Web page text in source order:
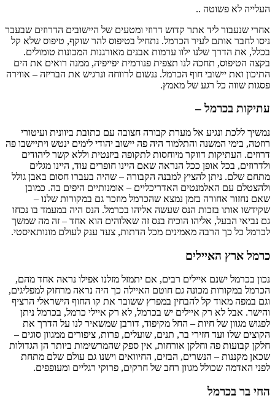
העלייה לא פשוטה ..
אחרי שנעבור ליד אתר קדוש דרוזי ומטעים של היישובים הדרוזים שבעבר
ניסו לחבר אותם לעיר הכרמל. נתחיל בטיפוס להר שוקף, טיפוס שלא קל
בכלל, את הדרך שלנו ילוו ערמות אבנים מאורגנות המכונות טומולים.
בקצה הטיפוס, תחכה לנו תצפית פנורמית יפייפיה, ממנה רואים את הים
התיכון ואת יישובי חוף הכרמל. ננשום לרווחה ונרגיש את הבריזה – אווירה
פסגות שווה כל רגע של מאמץ.
עתיקות בכרמל –
נמשיך ללכת ונגיע אל מערת קבורה חצובה עם כתובת ביוונית ועיטורי
רוזטה, בימי המשנה והתלמוד היה פה יישוב יהודי לימים ינטש ויתיישבו פה
דרוזים. העתיקות דווקר מיוחסות לתקופה ביזנטית וללא קשר ליהודים
ולדרוזים, בכל אופן ככל הנראה שאם היינו חופרים עוד, היינו מגלים
מתחם שלם. ניתן להציץ למבנה הקבורה – שהיה בעברו חסום באבן גולל
ולהצטלם עם האלמנטים האדריכליים – אומנותיים היפים בה. כמובן
שאם נחזור אחורה בזמן נמצא שהכרמל מוזכר גם במקורות שלנו –
שקידשו אותו בזכות הנס שעשה אליהו בכרמל. הנס היה במעמד בו נכחו
גם נביאי הבעל, אליהו הוכיח בנס זה שאלוהים הוא אחד – זה מה שמשך
לכרמל כל כך הרבה מאמינים מכל הדתות, צעד ענק לעולם מונותאיסטי.
כרמל ארץ האיילים
נכון בכרמל ישנם איילים רבים, אם יתמזל מזלנו אפילו נראה אחד מהם,
הכרמל במקורות מכונה גם חוטם האיילה כך היה נראה מרחוק למפליגים,
וגם במפה מאוד קל להבחין במפרץ ששובר את קו החוף הישראלי הרציף
והישר. אבל לא רק איילים יש בכרמל, לא רק איילי כרמל, בכרמל ניתן
לפגוש מגוון של חיות – החל מקיפוד, דורבן שמשאיר לנו על הדרך את
הקוצים שלו ועד חזירי בר, תנים, שועלים, פרות, ציפורים ממגוון סוגים –
חלקן קבועות פה וחלקן אורחות, אין ספק שהמרשימות ביותר הן הגדולות
שכאן מקננות – הנשרים, הבזים, החיוואים וישנו גם עולם שלם מתחת
לפני האדמה שכולל מגוון רחב של חרקים, פרוקי רגליים ומעופפים.
החי בר בכרמל